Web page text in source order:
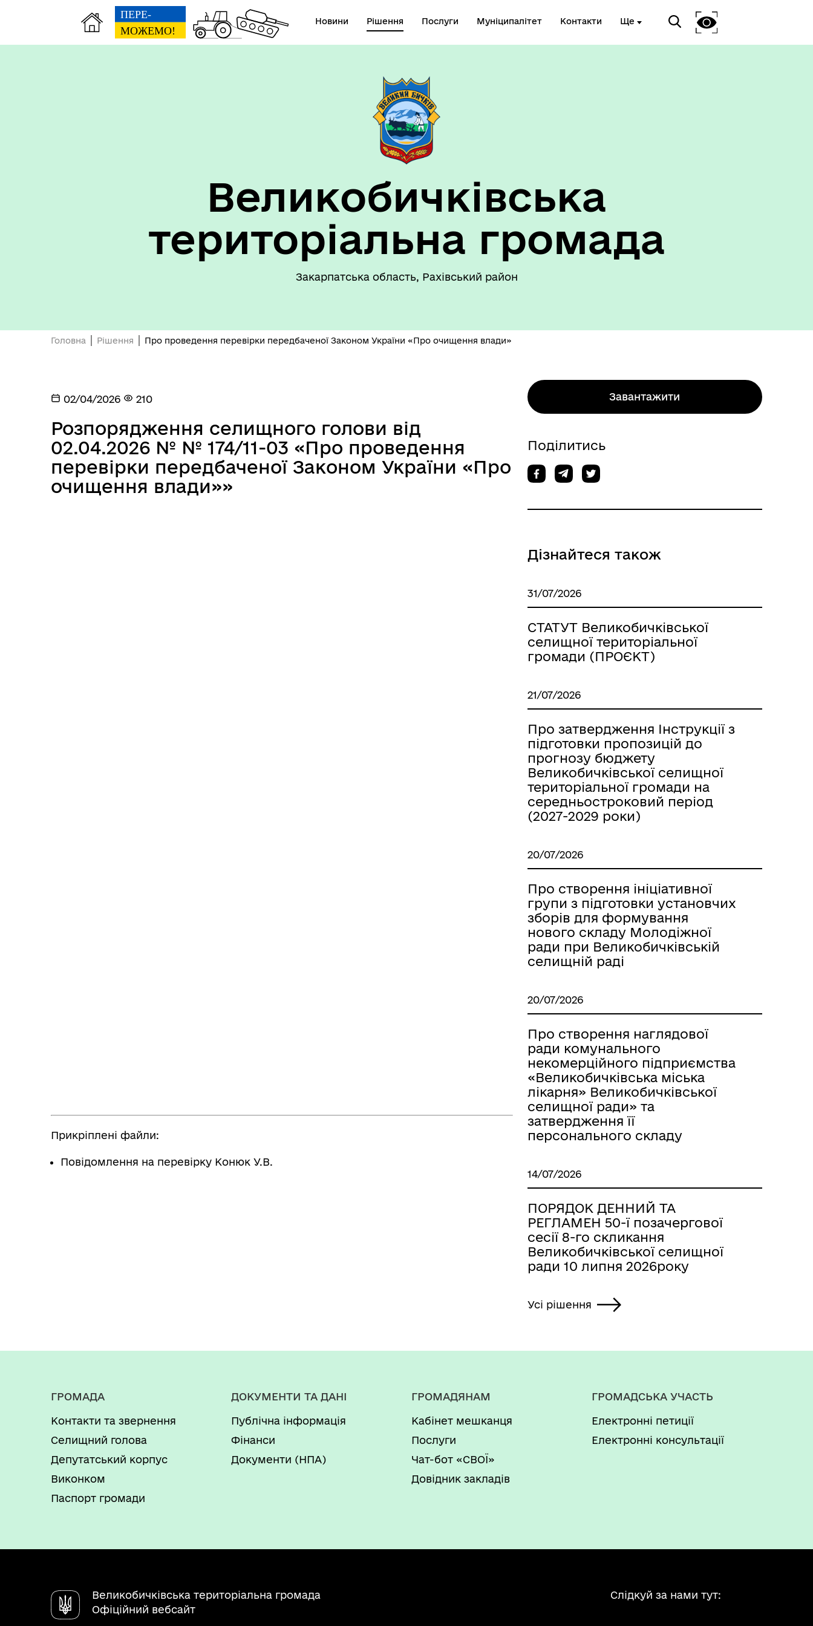
Новини Рішення Послуги Муніципалітет Контакти Ще
Герої не вмирають
установ Великобичківської ТГ
Великобичківська
територіальна громада
Закарпатська область, Рахівський район
Головна Рішення Про проведення перевірки передбаченої Законом України «Про очищення влади»
02/04/2026 210
Розпорядження селищного голови від
02.04.2026 № № 174/11-03 «Про проведення
перевірки передбаченої Законом України «Про
очищення влади»»
Прикріплені файли:
Повідомлення на перевірку Конюк У.В.
Завантажити
Поділитись
Дізнайтеся також
31/07/2026
СТАТУТ Великобичківської
селищної територіальної
громади (ПРОЄКТ)
21/07/2026
Про затвердження Інструкції з
підготовки пропозицій до
прогнозу бюджету
Великобичківської селищної
територіальної громади на
середньостроковий період
(2027-2029 роки)
20/07/2026
Про створення ініціативної
групи з підготовки установчих
зборів для формування
нового складу Молодіжної
ради при Великобичківській
селищній раді
20/07/2026
Про створення наглядової
ради комунального
некомерційного підприємства
«Великобичківська міська
лікарня» Великобичківської
селищної ради» та
затвердження її
персонального складу
14/07/2026
ПОРЯДОК ДЕННИЙ ТА
РЕГЛАМЕН 50-ї позачергової
сесії 8-го скликання
Великобичківської селищної
ради 10 липня 2026року
Усі рішення
ГРОМАДА
Контакти та звернення
Селищний голова
Депутатський корпус
Виконком
Паспорт громади
ДОКУМЕНТИ ТА ДАНІ
Публічна інформація
Фінанси
Документи (НПА)
ГРОМАДЯНАМ
Кабінет мешканця
Послуги
Чат-бот «СВОЇ»
Довідник закладів
ГРОМАДСЬКА УЧАСТЬ
Електронні петиції
Електронні консультації
Великобичківська територіальна громада
Офіційний вебсайт
Слідкуй за нами тут: